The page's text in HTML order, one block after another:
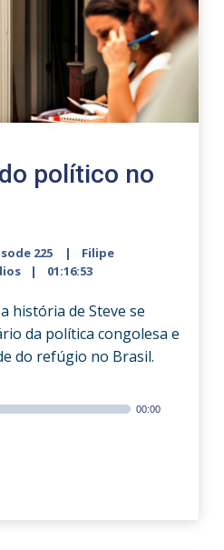
político no
225
Filipe
01:16:53
história de Steve se
da política congolesa e
do refúgio no Brasil.
00:00